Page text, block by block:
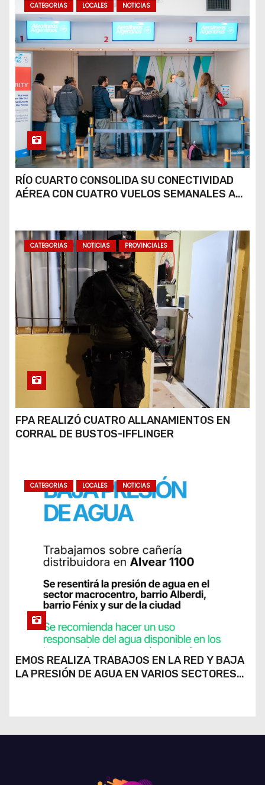
CATEGORIAS LOCALES NOTICIAS
RÍO CUARTO CONSOLIDA SU CONECTIVIDAD
AÉREA CON CUATRO VUELOS SEMANALES A
CATEGORIAS NOTICIAS PROVINCIALES
FPA REALIZÓ CUATRO ALLANAMIENTOS EN
CORRAL DE BUSTOS-IFFLINGER
CATEGORIAS LOCALES NOTICIAS
EMOS REALIZA TRABAJOS EN LA RED Y BAJA
LA PRESIÓN DE AGUA EN VARIOS SECTORES